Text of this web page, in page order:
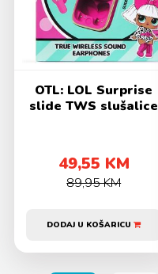
OTL: LOL Surprise
slide TWS slušalice
49,55 KM
89,95 KM
DODAJ U KOŠARICU